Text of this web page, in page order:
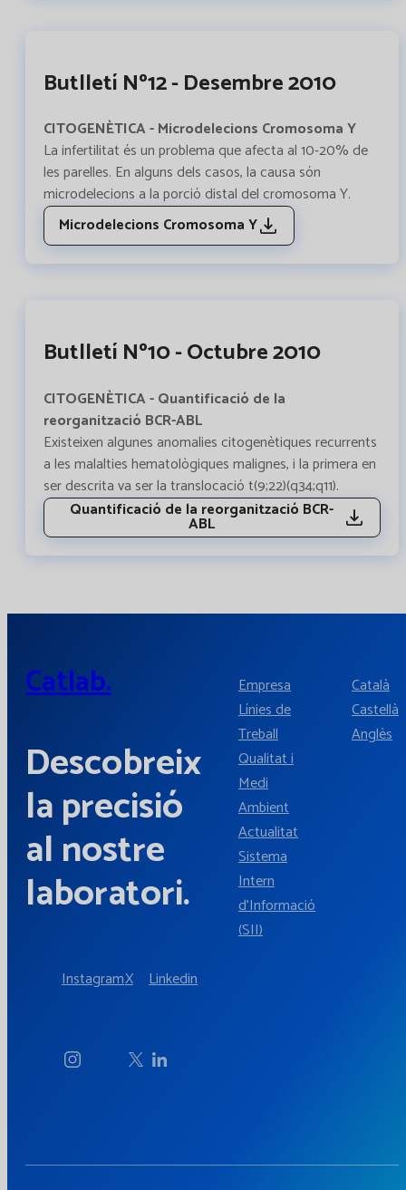
Butlletí Nº12 - Desembre 2010
CITOGENÈTICA - Microdelecions Cromosoma Y
La infertilitat és un problema que afecta al 10-20% de
les parelles. En alguns dels casos, la causa són
microdelecions a la porció distal del cromosoma Y.
Microdelecions Cromosoma Y
Butlletí Nº10 - Octubre 2010
CITOGENÈTICA - Quantificació de la
reorganització BCR-ABL
Existeixen algunes anomalies citogenètiques recurrents
a les malalties hematològiques malignes, i la primera en
ser descrita va ser la translocació t(9;22)(q34;q11).
Quantificació de la reorganització BCR-
ABL
Catlab.
Descobreix
la precisió
al nostre
laboratori.
InstagramX Linkedin
Empresa
Línies de
Treball
Qualitat i
Medi
Ambient
Actualitat
Sistema
Intern
d'Informació
(SII)
Català
Castellà
Anglès